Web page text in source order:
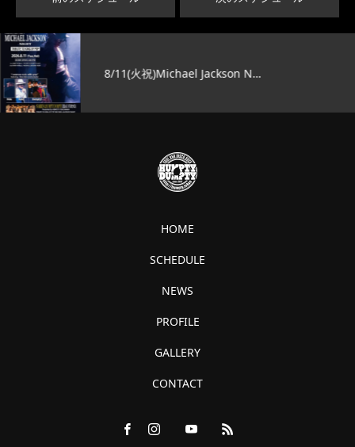
8/11(火祝)Michael Jackson N…
HOME
SCHEDULE
NEWS
PROFILE
GALLERY
CONTACT